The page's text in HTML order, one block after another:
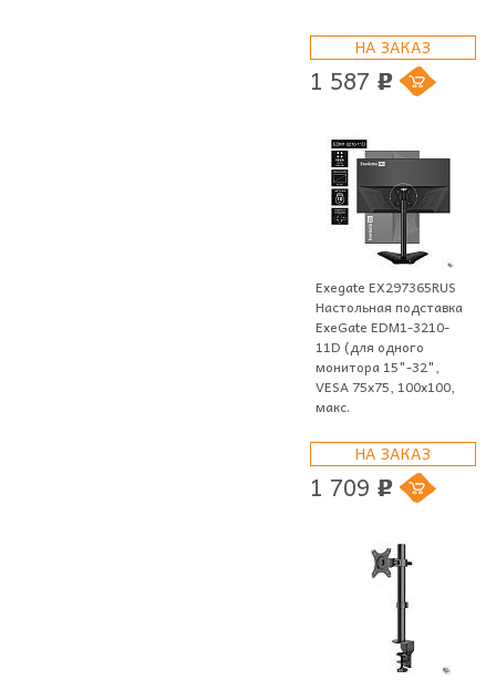
НА ЗАКАЗ
1 587 p
Exegate EX297365RUS
Настольная подставка
ExeGate EDM1-3210-
11D (для одного
монитора 15"-32",
VESA 75x75, 100x100,
макс.
НА ЗАКАЗ
1 709 p